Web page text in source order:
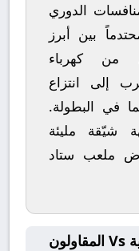
الدوري
بين أبرز
من كهرباء
إلى انتزاع
في البطولة.
شيّقة مليئة
ملعب ستاد
بطاقة المباراة كهرباء الإسماعيلية Vs المقاولون